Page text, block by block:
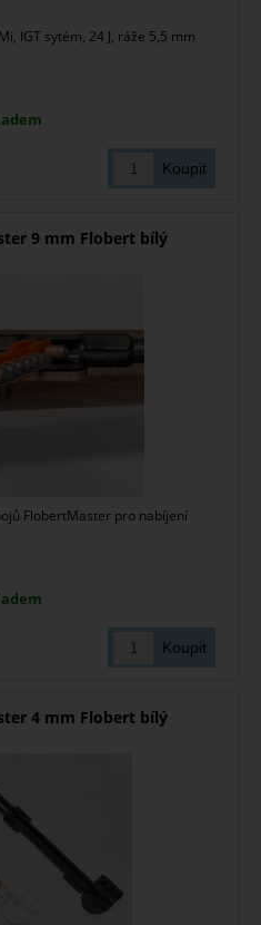
IGT sytém, 24 J, ráže 5,5 mm
9 mm Flobert bílý
FlobertMaster pro nabíjení
4 mm Flobert bílý